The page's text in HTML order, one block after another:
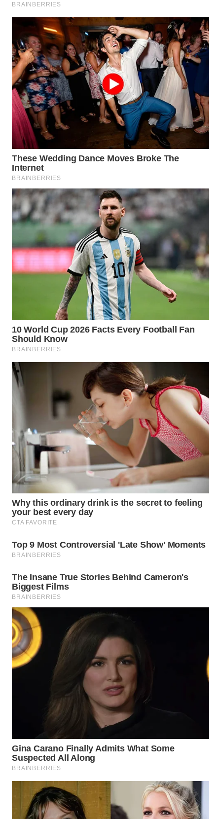
WN
TEBING
TINGGI
WN
PAKPAK
WN
KARAWANG
WN
BEKASI
WN
WN
DEPOK
WN
TAPANULI
UTARA
WN
PADANG
LAWAS
SUMEDANG
WN
KEPULAUAN
SERIBU
TANGERANG
BINJAI
CIREBON
WN
INDRAMAYU
WN
KUNINGAN
WN
SUKABUMI
WN
PURWAKARTA